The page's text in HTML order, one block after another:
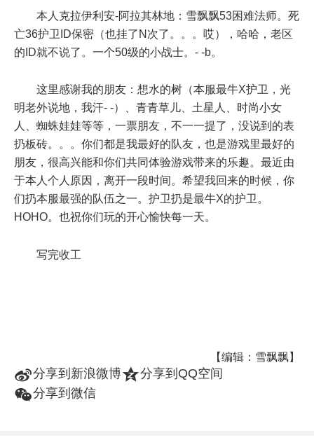
本人克拉伊利安-阿拉其林地：雪飘飘53困难法师。死
亡36护卫ID保密（也挂了N次了。。。哎），哈哈，老区
的ID就不说了。一个50级的小战士。- -b。
这里感谢我的朋友：想水的树（本服最牛X护卫，光
明老外说地，我汗- -）、青青草儿、土星人、时尚小女
人、蜘蛛娃娃等等，一票朋友，不一一提了，没说到的表
扔板砖。。。你们都是我最好的队友，也是游戏里最好的
朋友，很高兴能和你们共同体验游戏带来的乐趣。最近由
于本人个人原因，离开一段时间。希望我回来的时候，你
们扔本服最强的队伍之一。护卫扔是最牛X的护卫。
HOHO。也祝你们玩的开心愉快每一天。
写完收工
【编辑：雪飘飘】
t分享到新浪微博z分享到QQ空间
w分享到微信